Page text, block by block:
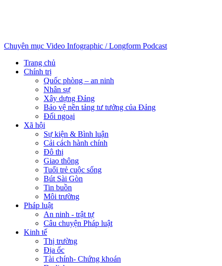
Chuyên mục Video Infographic / Longform Podcast
Trang chủ
Chính trị
Quốc phòng – an ninh
Nhân sự
Xây dựng Đảng
Bảo vệ nền tảng tư tưởng của Đảng
Đối ngoại
Xã hội
Sự kiện & Bình luận
Cải cách hành chính
Đô thị
Giao thông
Tuổi trẻ cuộc sống
Bút Sài Gòn
Tin buồn
Môi trường
Pháp luật
An ninh - trật tự
Câu chuyện Pháp luật
Kinh tế
Thị trường
Địa ốc
Tài chính- Chứng khoán